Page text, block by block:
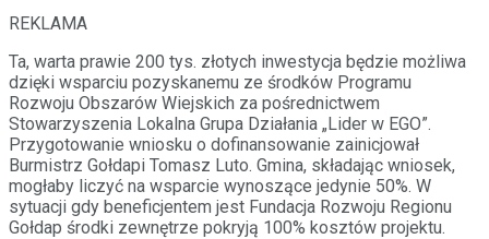
REKLAMA
Ta, warta prawie 200 tys. złotych inwestycja będzie możliwa
dzięki wsparciu pozyskanemu ze środków Programu
Rozwoju Obszarów Wiejskich za pośrednictwem
Stowarzyszenia Lokalna Grupa Działania „Lider w EGO”.
Przygotowanie wniosku o dofinansowanie zainicjował
Burmistrz Gołdapi Tomasz Luto. Gmina, składając wniosek,
mogłaby liczyć na wsparcie wynoszące jedynie 50%. W
sytuacji gdy beneficjentem jest Fundacja Rozwoju Regionu
Gołdap środki zewnętrze pokryją 100% kosztów projektu.